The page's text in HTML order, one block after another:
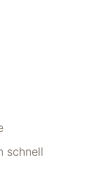
schnell